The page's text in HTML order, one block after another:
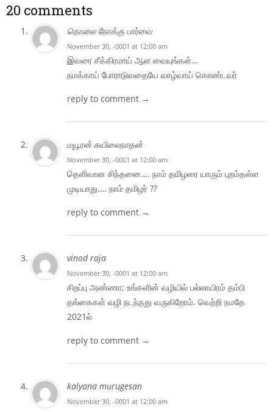
20 comments
தொலை நோக்கு பார்வை
November 30, -0001 at 12:00 am
இவரை சீக்கிரமாய் ஆள வையுங்கள்…
நமக்காய் போராடுவதையே வாழ்வாய் கொண்டவர்
reply to comment →
மயூரன் கயிலைநாதன்
November 30, -0001 at 12:00 am
தெளிவான சிந்தனை…. நாம் தமிழரை யாரும் புறம்தள்ள
முடியாது…. நாம் தமிழர் ??
reply to comment →
vinod raja
November 30, -0001 at 12:00 am
சிறப்பு அண்ணா; உங்களின் வழியில் பல்லாயிரம் தம்பி
தங்கைகள் வழி நடந்தது வருகிறோம். வெற்றி நமதே
2021ல்
reply to comment →
kalyana murugesan
November 30, -0001 at 12:00 am